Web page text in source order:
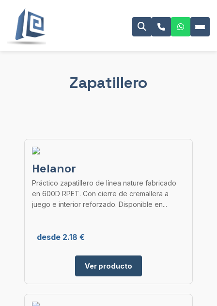
Zapatillero
Helanor
Práctico zapatillero de línea nature fabricado
en 600D RPET. Con cierre de cremallera a
juego e interior reforzado. Disponible en...
desde 2.18 €
Ver producto